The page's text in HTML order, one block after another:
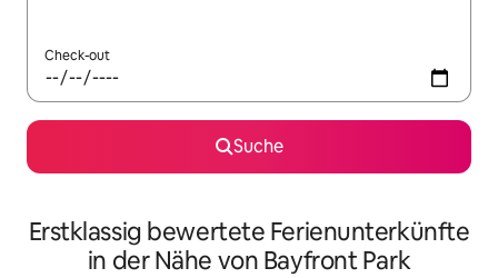
Check-out
Suche
Erstklassig bewertete Ferienunterkünfte
in der Nähe von Bayfront Park